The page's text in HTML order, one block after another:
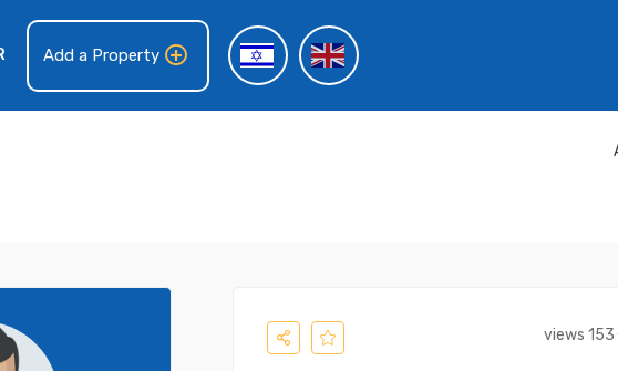
Add a Property
153 views